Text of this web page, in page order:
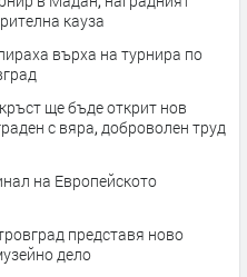
кауза
върха на турнира по
ще бъде открит нов
с вяра, доброволен труд
на Европейското
представя ново
дело